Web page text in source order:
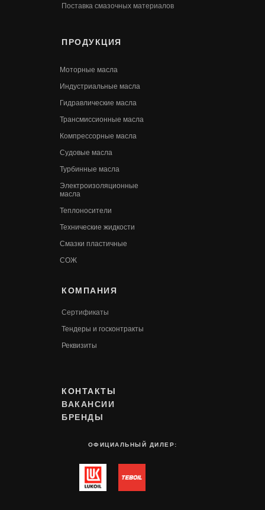
Поставка смазочных материалов
ПРОДУКЦИЯ
КОМПАНИЯ
Моторные масла
Индустриальные масла
Гидравлические масла
Трансмиссионные масла
Компрессорные масла
Судовые масла
Турбинные масла
Электроизоляционные
масла
Теплоносители
Технические жидкости
Смазки пластичные
СОЖ
Сертификаты
Тендеры и госконтракты
Реквизиты
КОНТАКТЫ
ОФИЦИАЛЬНЫЙ ДИЛЕР:
БРЕНДЫ
ВАКАНСИИ